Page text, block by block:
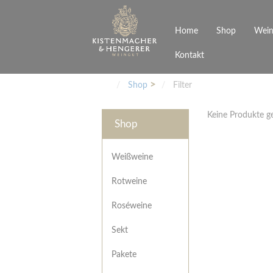
Home Shop
Weißweine
Roséweine
Junges Schwaben
Veranstaltungen
Kontakt
Shop Filter
Shop
Weißweine
Rotweine
Roséweine
Sekt
Pakete
Keine Produkte